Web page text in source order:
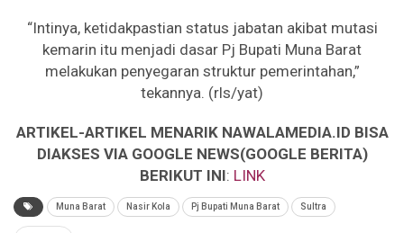
“Intinya, ketidakpastian status jabatan akibat mutasi
kemarin itu menjadi dasar Pj Bupati Muna Barat
melakukan penyegaran struktur pemerintahan,”
tekannya. (rls/yat)
ARTIKEL-ARTIKEL MENARIK NAWALAMEDIA.ID BISA
DIAKSES VIA GOOGLE NEWS(GOOGLE BERITA)
BERIKUT INI: LINK
Muna Barat Nasir Kola Pj Bupati Muna Barat Sultra